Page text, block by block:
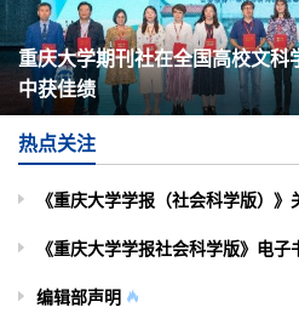
重庆大学期刊社在全国高校文科
中获佳绩
热点关注
《重庆大学学报社会科学版》电子
编辑部声明